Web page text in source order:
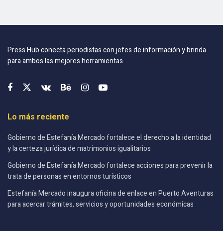
Press Hub conecta periodistas con jefes de información y brinda
para ambos las mejores herramientas.
Lo más reciente
Gobierno de Estefanía Mercado fortalece el derecho a la identidad
y la certeza jurídica de matrimonios igualitarios
Gobierno de Estefanía Mercado fortalece acciones para prevenir la
trata de personas en entornos turísticos
Estefanía Mercado inaugura oficina de enlace en Puerto Aventuras
para acercar trámites, servicios y oportunidades económicas